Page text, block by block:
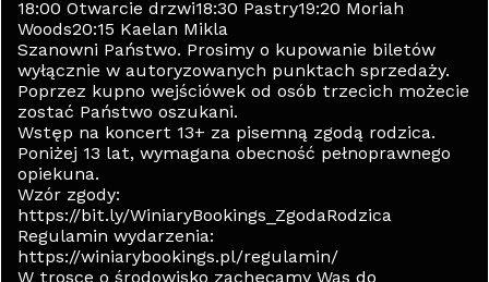
18:00 Otwarcie drzwi18:30 Pastry19:20 Moriah
Woods20:15 Kaelan Mikla
Szanowni Państwo. Prosimy o kupowanie biletów
wyłącznie w autoryzowanych punktach sprzedaży.
Poprzez kupno wejściówek od osób trzecich możecie
zostać Państwo oszukani.
Wstęp na koncert 13+ za pisemną zgodą rodzica.
Poniżej 13 lat, wymagana obecność pełnoprawnego
opiekuna.
Wzór zgody:
https://bit.ly/WiniaryBookings_ZgodaRodzica
Regulamin wydarzenia:
https://winiarybookings.pl/regulamin/
W trosce o środowisko zachęcamy Was do